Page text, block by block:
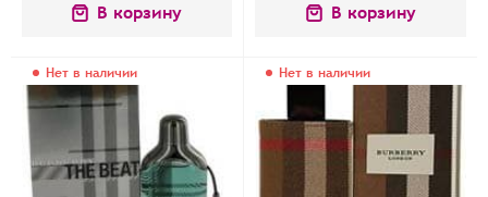
В корзину В корзину
Нет в наличии Нет в наличии